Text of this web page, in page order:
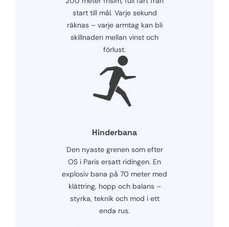
start till mål. Varje sekund
räknas – varje armtag kan bli
skillnaden mellan vinst och
förlust.
Hinderbana
Den nyaste grenen som efter
OS i Paris ersatt ridingen. En
explosiv bana på 70 meter med
klättring, hopp och balans –
styrka, teknik och mod i ett
enda rus.